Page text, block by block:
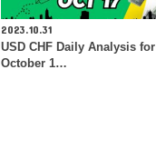
2023.10.31
USD CHF Daily Analysis for
October 1…